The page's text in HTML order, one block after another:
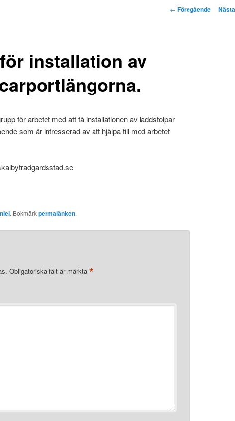
Inläggsnavigering
← Föregående Nästa
installation av
för arbetet med att få installationen av laddstolpar
som är intresserad av att hjälpa till med arbetet
. Bokmärkpermalänken.
Obligatoriska fält är märkta *